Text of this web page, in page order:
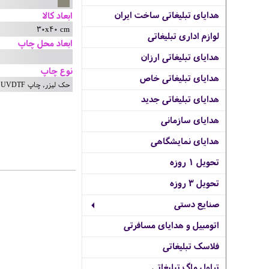
هدایای تبلیغاتی ساخت ایران
لوازم اداری تبلیغاتی
هدایای تبلیغاتی ارزان
هدایای تبلیغاتی خاص
هدایای تبلیغاتی جدید
هدایای سازمانی
هدایای نمایشگاهی
تحویل 1 روزه
تحویل 3 روزه
صنایع دستی
اتومبیل و هدایای مسافرتی
فلاسک تبلیغاتی
ابعاد کالا
30x40 cm
ابعاد محل چاپ
نوع چاپ
حک لیزر, چاپ UVDTF